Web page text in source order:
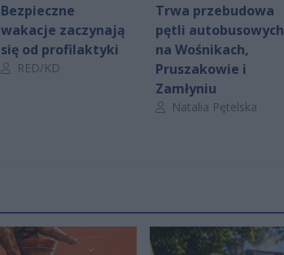
Bezpieczne
wakacje zaczynają
się od profilaktyki
Autor artykułu:
RED/KD
Trwa przebudowa
pętli autobusowych
na Wośnikach,
Pruszakowie i
Zamłyniu
Autor artykułu:
Natalia Pętelska